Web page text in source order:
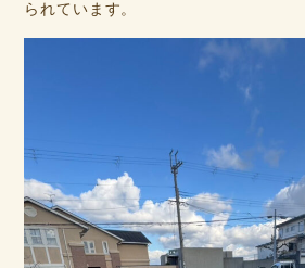
られています。